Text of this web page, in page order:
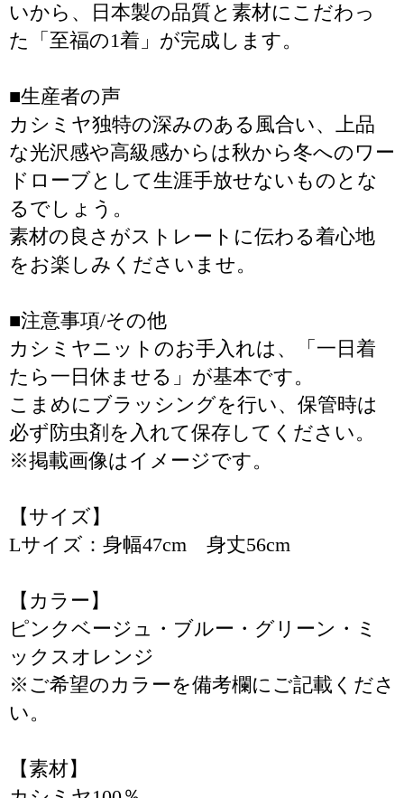
いから、日本製の品質と素材にこだわっ
た「至福の1着」が完成します。
■生産者の声
カシミヤ独特の深みのある風合い、上品
な光沢感や高級感からは秋から冬へのワー
ドローブとして生涯手放せないものとな
るでしょう。
素材の良さがストレートに伝わる着心地
をお楽しみくださいませ。
■注意事項/その他
カシミヤニットのお手入れは、「一日着
たら一日休ませる」が基本です。
こまめにブラッシングを行い、保管時は
必ず防虫剤を入れて保存してください。
※掲載画像はイメージです。
【サイズ】
Lサイズ：身幅47cm 身丈56cm
【カラー】
ピンクベージュ・ブルー・グリーン・ミ
ックスオレンジ
※ご希望のカラーを備考欄にご記載くださ
い。
【素材】